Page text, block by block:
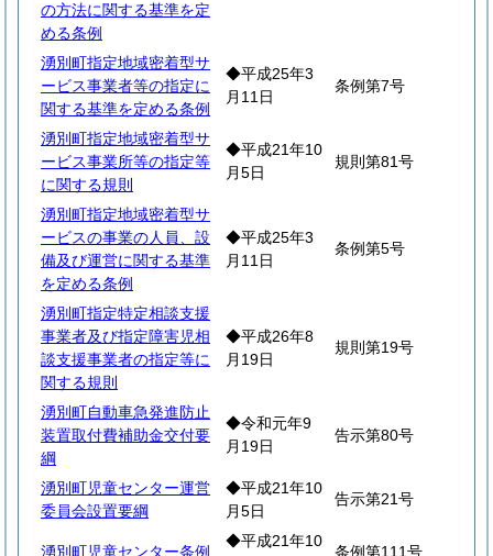
の方法に関する基準を定
める条例
湧別町指定地域密着型サ
ービス事業者等の指定に
関する基準を定める条例
◆平成25年3
月11日
条例第7号
湧別町指定地域密着型サ
ービス事業所等の指定等
に関する規則
◆平成21年10
月5日
規則第81号
湧別町指定地域密着型サ
ービスの事業の人員、設
備及び運営に関する基準
を定める条例
◆平成25年3
月11日
条例第5号
湧別町指定特定相談支援
事業者及び指定障害児相
談支援事業者の指定等に
関する規則
◆平成26年8
月19日
規則第19号
湧別町自動車急発進防止
装置取付費補助金交付要
綱
◆令和元年9
月19日
告示第80号
湧別町児童センター運営
委員会設置要綱
◆平成21年10
月5日
告示第21号
湧別町児童センター条例
◆平成21年10
条例第111号